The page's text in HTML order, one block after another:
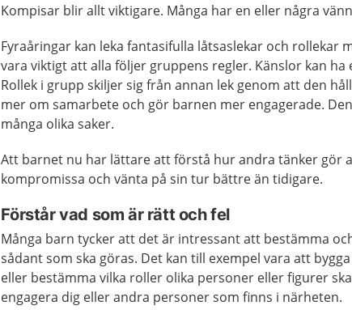
Kompisar blir allt viktigare. Många har en eller några
Fyraåringar kan leka fantasifulla låtsaslekar och rollekar
vara viktigt att alla följer gruppens regler. Känslor kan ha
Rollek i grupp skiljer sig från annan lek genom att den
mer om samarbete och gör barnen mer engagerade.
många olika saker.
Att barnet nu har lättare att förstå hur andra tänker gör
kompromissa och vänta på sin tur bättre än tidigare.
Förstår vad som är rätt och fel
Många barn tycker att det är intressant att bestämma
sådant som ska göras. Det kan till exempel vara att
eller bestämma vilka roller olika personer eller figurer
engagera dig eller andra personer som finns i närheten.